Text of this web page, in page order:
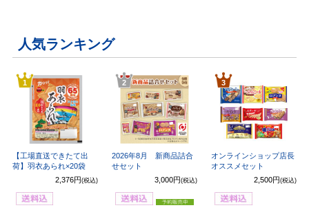
人気ランキング
1
【工場直送できたて出
荷】羽衣あられ×20袋
2,376円 (税込)
2
2026年8月 新商品詰合
せセット
3,000円 (税込)
3
オンラインショップ店長
オススメセット
2,500円(税込)